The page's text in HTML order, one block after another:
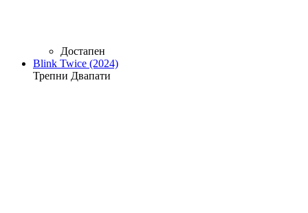
Достапен
Blink Twice (2024)
Трепни Двапати